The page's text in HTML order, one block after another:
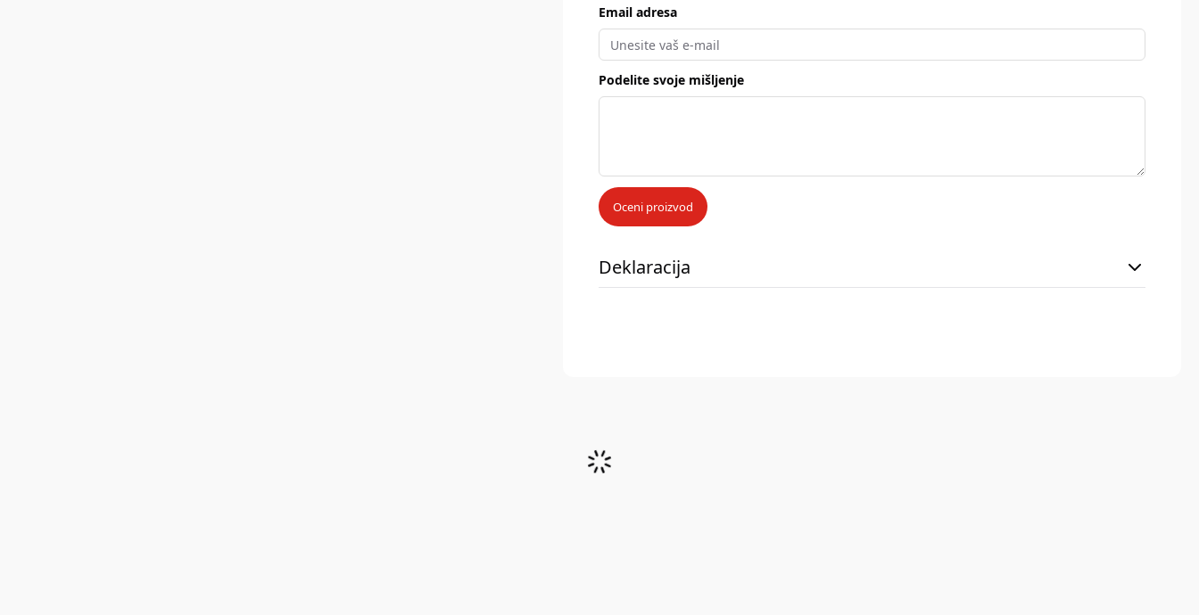
Email adresa
Podelite svoje mišljenje
Oceni proizvod
Deklaracija